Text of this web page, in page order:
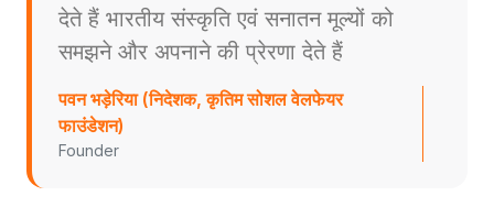
देते हैं भारतीय संस्कृति एवं सनातन मूल्यों को
समझने और अपनाने की प्रेरणा देते हैं
पवन भड़ेरिया (निदेशक, कृतिम सोशल वेलफेयर
फाउंडेशन)
Founder